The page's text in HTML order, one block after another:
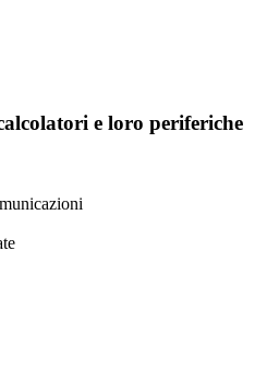
e loro periferiche